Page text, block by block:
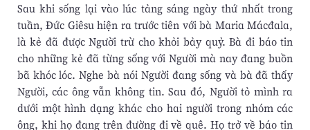
Sau khi sống lại vào lúc tảng sáng ngày thứ nhất trong
tuần, Đức Giêsu hiện ra trước tiên với bà Maria Mácđala,
là kẻ đã được Người trừ cho khỏi bảy quỷ. Bà đi báo tin
cho những kẻ đã từng sống với Người mà nay đang buồn
bã khóc lóc. Nghe bà nói Người đang sống và bà đã thấy
Người, các ông vẫn không tin. Sau đó, Người tỏ mình ra
dưới một hình dạng khác cho hai người trong nhóm các
ông, khi họ đang trên đường đi về quê. Họ trở về báo tin